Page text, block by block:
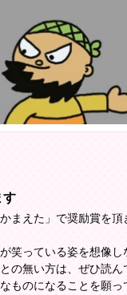
す
まえた」で奨励賞を頂
笑っている姿を想像し
の無い方は、ぜひ読
ものになることを願っ